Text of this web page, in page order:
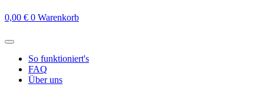
0,00 € 0 Warenkorb
So funktioniert's
FAQ
Über uns